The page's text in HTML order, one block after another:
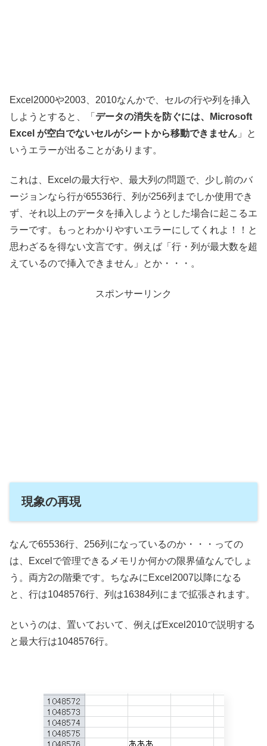
Excel2000や2003、2010なんかで、セルの行や列を挿入
しようとすると、「 データの消失を防ぐには、Microsoft
Excel が空白でないセルがシートから移動できません 」と
いうエラーが出ることがあります。
これは、Excelの最大行や、最大列の問題で、少し前のバ
ージョンなら行が65536行、列が256列までしか使用でき
ず、それ以上のデータを挿入しようとした場合に起こるエ
ラーです。もっとわかりやすいエラーにしてくれよ！！と
思わざるを得ない文言です。例えば「行・列が最大数を超
えているので挿入できません」とか・・・。
スポンサーリンク
現象の再現
なんで65536行、256列になっているのか・・・っての
は、Excelで管理できるメモリか何かの限界値なんでしょ
う。両方2の階乗です。ちなみにExcel2007以降になる
と、行は1048576行、列は16384列にまで拡張されます。
というのは、置いておいて、例えばExcel2010で説明する
と最大行は1048576行。